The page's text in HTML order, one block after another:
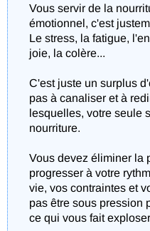
Vous servir de la
émotionnel, c'est
Le stress, la fatigue,
joie, la colère...
C'est juste un surplus
pas à canaliser et à
lesquelles, votre seule
nourriture.
Vous devez éliminer la
progresser à votre
vie, vos contraintes et
pas être sous pression
ce qui vous fait